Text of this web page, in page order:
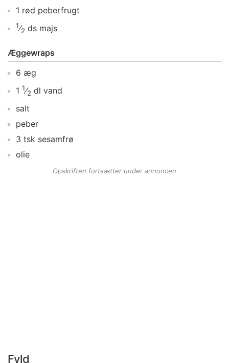
1 rød peberfrugt
1⁄2 ds majs
Æggewraps
6 æg
1 1⁄2 dl vand
salt
peber
3 tsk sesamfrø
olie
Opskriften fortsætter under annoncen
Fyld